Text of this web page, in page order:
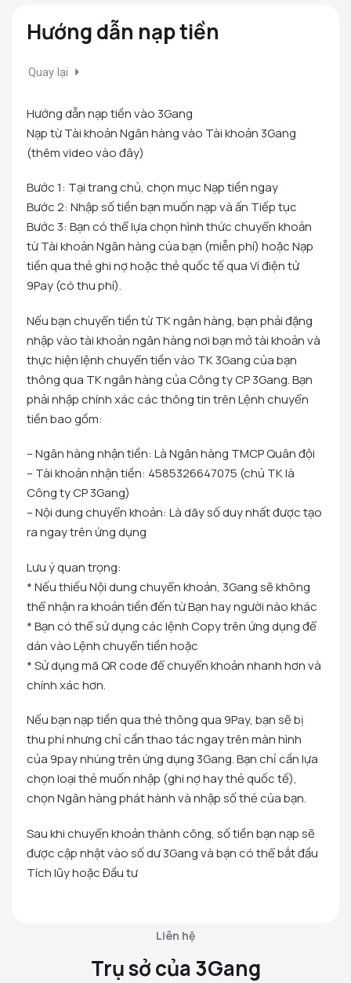
Hướng dẫn nạp tiền
Quay lại
Hướng dẫn nạp tiền vào 3Gang
Nạp từ Tài khoản Ngân hàng vào Tài khoản 3Gang
(thêm video vào đây)
Bước 1: Tại trang chủ, chọn mục Nạp tiền ngay
Bước 2: Nhập số tiền bạn muốn nạp và ấn Tiếp tục
Bước 3: Bạn có thể lựa chọn hình thức chuyển khoản
từ Tài khoản Ngân hàng của bạn (miễn phí) hoặc Nạp
tiền qua thẻ ghi nợ hoặc thẻ quốc tế qua Ví điện tử
9Pay (có thu phí).
Nếu bạn chuyển tiền từ TK ngân hàng, bạn phải đặng
nhập vào tài khoản ngân hàng nơi bạn mở tài khoản và
thực hiện lệnh chuyển tiền vào TK 3Gang của bạn
thông qua TK ngân hàng của Công ty CP 3Gang. Bạn
phải nhập chính xác các thông tin trên Lệnh chuyển
tiền bao gồm:
– Ngân hàng nhận tiền: Là Ngân hàng TMCP Quân đội
– Tài khoản nhận tiền: 4585326647075 (chủ TK là
Công ty CP 3Gang)
– Nội dung chuyển khoản: Là dãy số duy nhất được tạo
ra ngay trên ứng dụng
Lưu ý quan trọng:
* Nếu thiếu Nội dung chuyển khoản, 3Gang sẽ không
thể nhận ra khoản tiền đến từ Bạn hay người nào khác
* Bạn có thể sử dụng các lệnh Copy trên ứng dụng để
dán vào Lệnh chuyển tiền hoặc
* Sử dụng mã QR code để chuyển khoản nhanh hơn và
chính xác hơn.
Nếu bạn nạp tiền qua thẻ thông qua 9Pay, bạn sẽ bị
thu phí nhưng chỉ cần thao tác ngay trên màn hình
của 9pay nhúng trên ứng dụng 3Gang. Bạn chỉ cần lựa
chọn loại thẻ muốn nhập (ghi nợ hay thẻ quốc tế),
chọn Ngân hàng phát hành và nhập số thẻ của bạn.
Sau khi chuyển khoản thành công, số tiền bạn nạp sẽ
được cập nhật vào số dư 3Gang và bạn có thể bắt đầu
Tích lũy hoặc Đầu tư
Liên hệ
Trụ sở của 3Gang